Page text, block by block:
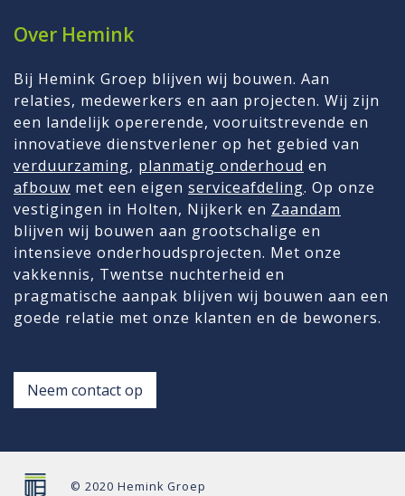
Over Hemink
Bij Hemink Groep blijven wij bouwen. Aan
relaties, medewerkers en aan projecten. Wij zijn
een landelijk opererende, vooruitstrevende en
innovatieve dienstverlener op het gebied van
verduurzaming, planmatig onderhoud en
afbouw met een eigen serviceafdeling. Op onze
vestigingen in Holten, Nijkerk en Zaandam
blijven wij bouwen aan grootschalige en
intensieve onderhoudsprojecten. Met onze
vakkennis, Twentse nuchterheid en
pragmatische aanpak blijven wij bouwen aan een
goede relatie met onze klanten en de bewoners.
Neem contact op
© 2020 Hemink Groep